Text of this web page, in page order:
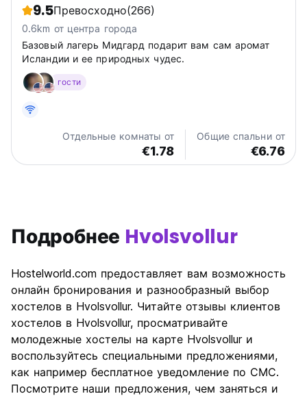
9.5Превосходно(266)
0.6km от центра города
Базовый лагерь Мидгард подарит вам сам аромат
Исландии и ее природных чудес.
гости
Отдельные комнаты от
€1.78
Общие спальни от
€6.76
Подробнее Hvolsvollur
Hostelworld.com предоставляет вам возможность
онлайн бронирования и разнообразный выбор
хостелов в Hvolsvollur. Читайте отзывы клиентов
хостелов в Hvolsvollur, просматривайте
молодежные хостелы на карте Hvolsvollur и
воспользуйтесь специальными предложениями,
как например бесплатное уведомление по СМС.
Посмотрите наши предложения, чем заняться и